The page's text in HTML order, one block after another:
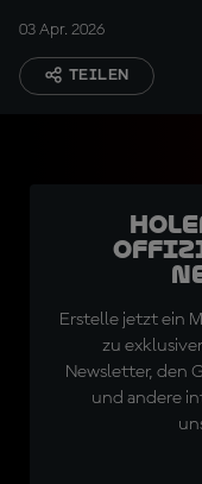
03 Apr. 2026
TEILEN
Erstelle jetzt ein
zu
Newsletter, den
und andere